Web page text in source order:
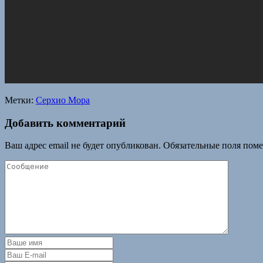
Метки: Серхио Мора
Добавить комментарий
Ваш адрес email не будет опубликован. Обязательные поля